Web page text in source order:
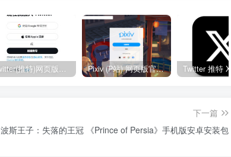
Twitter(推特)网页版官网入口地址 Pixiv (P站) 网页版官网入口地址
下一篇
波斯王子：失落的王冠 《Prince of Persia》手机版安卓安装包